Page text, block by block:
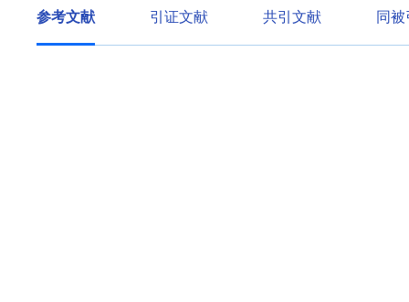
参考文献 引证文献 共引文献 同